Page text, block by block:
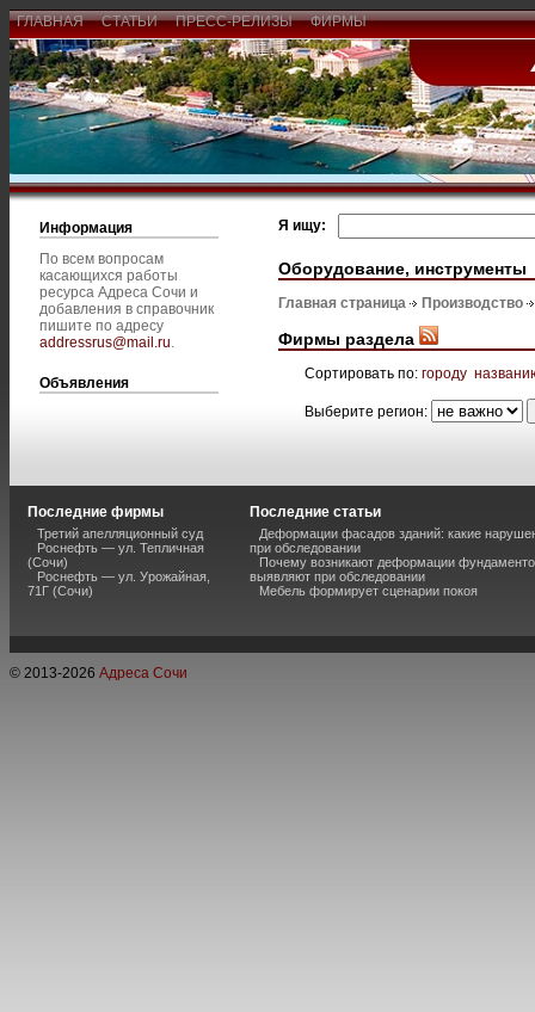
ГЛАВНАЯ СТАТЬИ ПРЕСС-РЕЛИЗЫ ФИРМЫ
Информация
По всем вопросам
касающихся работы
ресурса Адреса Сочи и
добавления в справочник
пишите по адресу
addressrus@mail.ru.
Объявления
Я ищу:
Оборудование, инструменты
Главная страница Производство
Фирмы раздела
Сортировать по: городу
Выберите регион:
Последние фирмы
Третий апелляционный суд
Роснефть — ул. Тепличная
(Сочи)
Роснефть — ул. Урожайная,
71Г (Сочи)
Последние статьи
Деформации фасадов зданий: какие
при обследовании
Почему возникают деформации
выявляют при обследовании
Мебель формирует сценарии покоя
© 2013-2026 Адреса Сочи